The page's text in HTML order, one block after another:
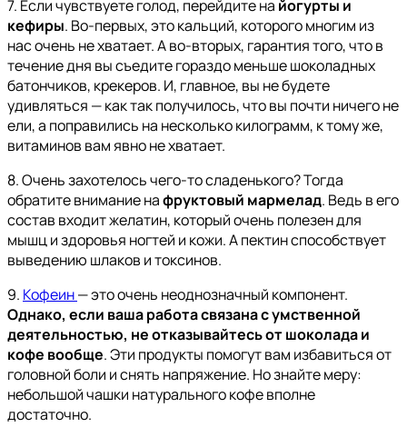
7. Если чувствуете голод, перейдите на йогурты и
кефиры. Во-первых, это кальций, которого многим из
нас очень не хватает. А во-вторых, гарантия того, что в
течение дня вы съедите гораздо меньше шоколадных
батончиков, крекеров. И, главное, вы не будете
удивляться — как так получилось, что вы почти ничего не
ели, а поправились на несколько килограмм, к тому же,
витаминов вам явно не хватает.
8. Очень захотелось чего-то сладенького? Тогда
обратите внимание нафруктовый мармелад. Ведь в его
состав входит желатин, который очень полезен для
мышц и здоровья ногтей и кожи. А пектин способствует
выведению шлаков и токсинов.
9. Кофеин— это очень неоднозначный компонент.
Однако, если ваша работа связана с умственной
деятельностью, не отказывайтесь от шоколада и
кофе вообще. Эти продукты помогут вам избавиться от
головной боли и снять напряжение. Но знайте меру:
небольшой чашки натурального кофе вполне
достаточно.